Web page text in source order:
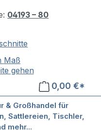
04193 – 80
Maß
0,00 €*
& Großhandel für
Sattlereien, Tischler,
mehr...